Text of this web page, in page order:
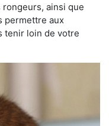
ainsi que
permettre aux
tenir loin de votre